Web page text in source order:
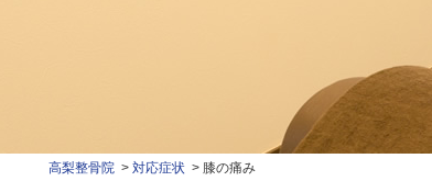
高梨整骨院 対応症状 膝の痛み